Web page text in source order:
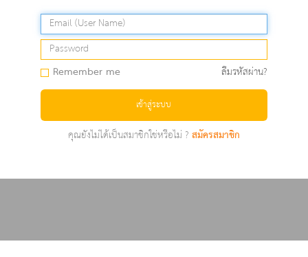
Remember me ลืมรหัสผ่าน?
เข้าสู่ระบบ
คุณยังไม่ได้เป็นสมาชิกใช่หรือไม่ ?สมัครสมาชิก